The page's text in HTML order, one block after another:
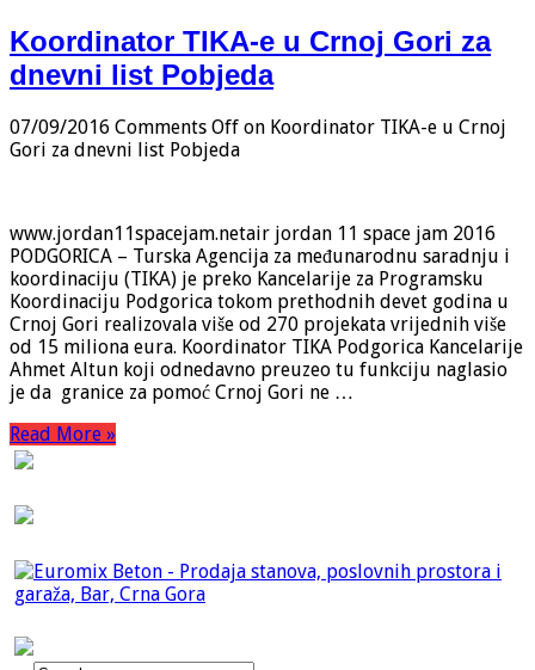
Koordinator TIKA-e u Crnoj Gori za
dnevni list Pobjeda
07/09/2016 Comments Off on Koordinator TIKA-e u Crnoj
Gori za dnevni list Pobjeda
www.jordan11spacejam.netair jordan 11 space jam 2016
PODGORICA – Turska Agencija za međunarodnu saradnju i
koordinaciju (TIKA) je preko Kancelarije za Programsku
Koordinaciju Podgorica tokom prethodnih devet godina u
Crnoj Gori realizovala više od 270 projekata vrijednih više
od 15 miliona eura. Koordinator TIKA Podgorica Kancelarije
Ahmet Altun koji odnedavno preuzeo tu funkciju naglasio
je da granice za pomoć Crnoj Gori ne …
Read More »